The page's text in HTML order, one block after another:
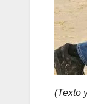
(Texto